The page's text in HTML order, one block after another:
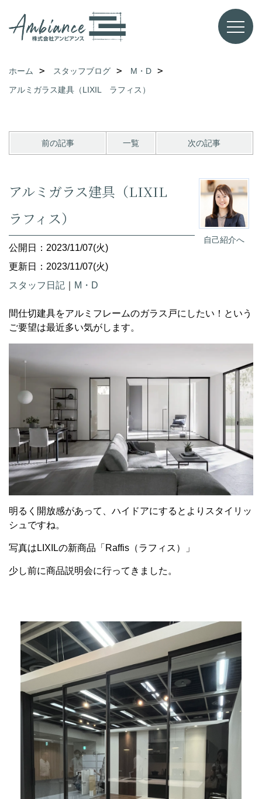
ホーム スタッフブログ
M・D
アルミガラス建具（LIXIL ラフィス）
前の記事 一覧 次の記事
自己紹介へ
アルミガラス建具（LIXIL
ラフィス）
公開日：2023/11/07(火)
更新日：2023/11/07(火)
スタッフ日記
M・D
間仕切建具をアルミフレームのガラス戸にしたい！という
ご要望は最近多い気がします。
明るく開放感があって、ハイドアにするとよりスタイリッ
シュですね。
写真はLIXILの新商品「Raffis（ラフィス）」
少し前に商品説明会に行ってきました。